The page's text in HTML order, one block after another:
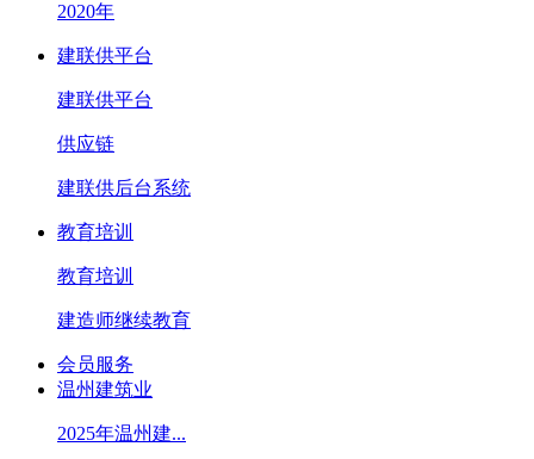
2020年
建联供平台
建联供平台
供应链
建联供后台系统
教育培训
教育培训
建造师继续教育
会员服务
温州建筑业
2025年温州建...